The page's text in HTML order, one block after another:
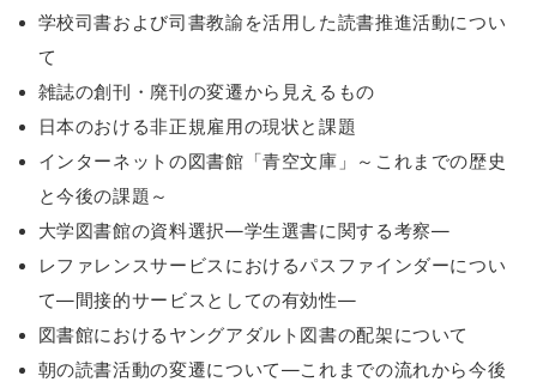
学校司書および司書教諭を活用した読書推進活動につい
て
雑誌の創刊・廃刊の変遷から見えるもの
日本のおける非正規雇用の現状と課題
インターネットの図書館「青空文庫」～これまでの歴史
と今後の課題～
大学図書館の資料選択―学生選書に関する考察―
レファレンスサービスにおけるパスファインダーについ
て―間接的サービスとしての有効性―
図書館におけるヤングアダルト図書の配架について
朝の読書活動の変遷について―これまでの流れから今後